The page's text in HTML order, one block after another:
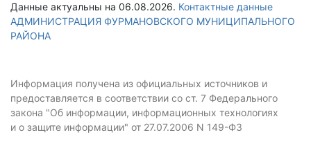
Данные актуальны на 06.08.2026. Контактные данные
АДМИНИСТРАЦИЯ ФУРМАНОВСКОГО МУНИЦИПАЛЬНОГО
РАЙОНА
Информация получена из официальных источников и
предоставляется в соответствии со ст. 7 Федерального
закона "Об информации, информационных технологиях
и о защите информации" от 27.07.2006 N 149-ФЗ